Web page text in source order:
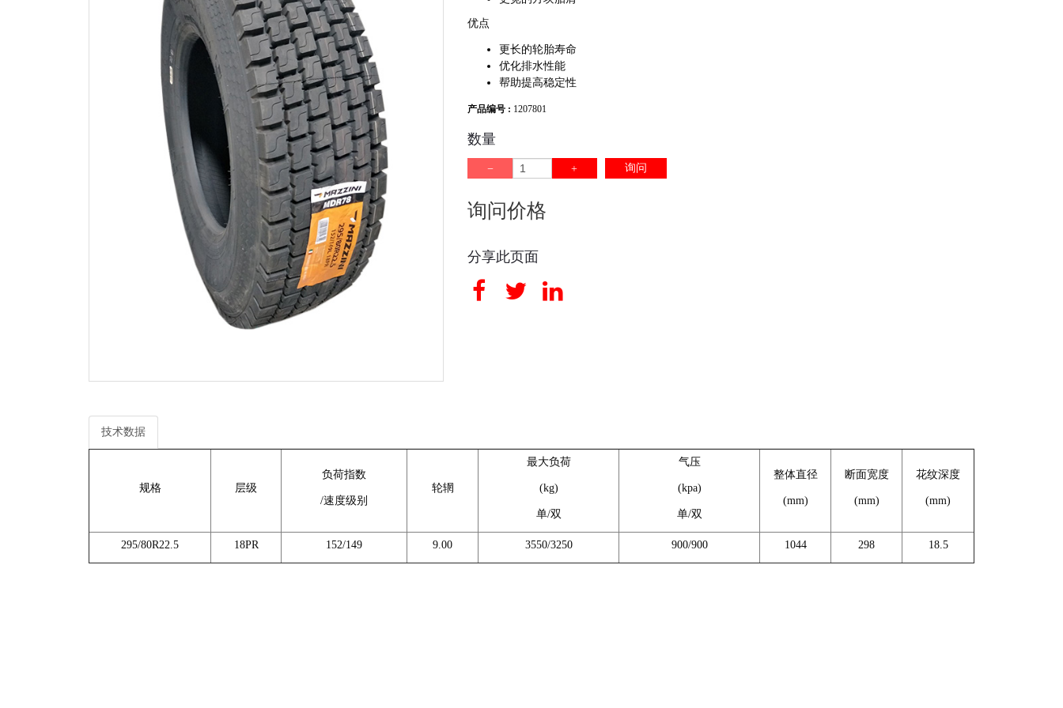
优点
更长的轮胎寿命
优化排水性能
帮助提高稳定性
产品编号 : 1207801
数量
询问
询问价格
分享此页面
技术数据
规格 层级
负荷指数
/速度级别
轮辋
最大负荷
(kg)
单/双
气压
(kpa)
单/双
整体直径
(mm)
断面宽度
(mm)
花纹深度
(mm)
295/80R22.5 18PR 152/149 9.00 3550/3250 900/900 1044 298 18.5